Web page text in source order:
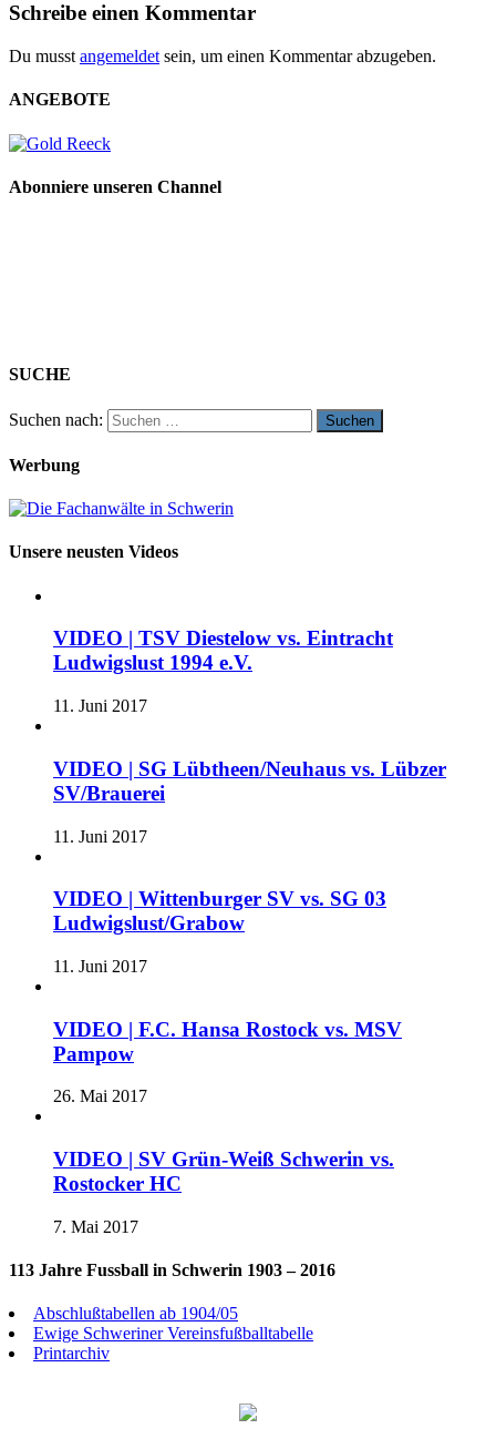
Schreibe einen Kommentar
Du musst angemeldet sein, um einen Kommentar abzugeben.
ANGEBOTE
Abonniere unseren Channel
SUCHE
Suchen nach:
Werbung
Unsere neusten Videos
VIDEO | TSV Diestelow vs. Eintracht
Ludwigslust 1994 e.V.
11. Juni 2017
VIDEO | SG Lübtheen/Neuhaus vs. Lübzer
SV/Brauerei
11. Juni 2017
VIDEO | Wittenburger SV vs. SG 03
Ludwigslust/Grabow
11. Juni 2017
VIDEO | F.C. Hansa Rostock vs. MSV
Pampow
26. Mai 2017
VIDEO | SV Grün-Weiß Schwerin vs.
Rostocker HC
7. Mai 2017
113 Jahre Fussball in Schwerin 1903 – 2016
Abschlußtabellen ab 1904/05
Ewige Schweriner Vereinsfußballtabelle
Printarchiv